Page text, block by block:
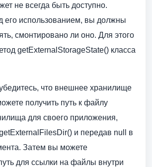
не всегда быть доступно.
его использованием, вы должны
смонтировано ли оно. Для этого
getExternalStorageState() класса
что внешнее хранилище
получить путь к файлу
для своего приложения,
и передав null в
Затем вы можете
для ссылки на файлы внутри